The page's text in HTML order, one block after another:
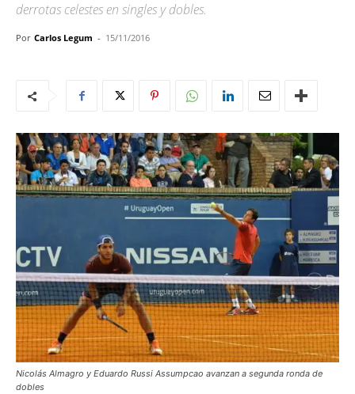
derrotas celestes en singles y dobles.
Por Carlos Legum - 15/11/2016
Nicolás Almagro y Eduardo Russi Assumpcao avanzan a segunda ronda de
dobles